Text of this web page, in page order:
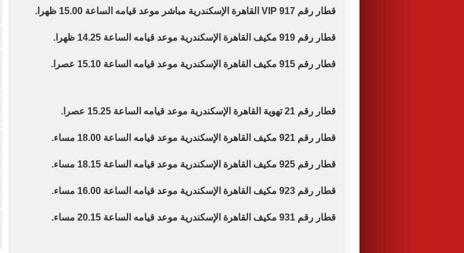
قطار رقم 917 VIP القاهرة الإسكندرية مباشر موعد قيامه الساعة 15.00 ظهرا.
قطار رقم 919 مكيف القاهرة الإسكندرية موعد قيامه الساعة 14.25 ظهرا.
قطار رقم 915 مكيف القاهرة الإسكندرية موعد قيامه الساعة 15.10 عصرا.
قطار رقم 21 تهوية القاهرة الإسكندرية موعد قيامه الساعة 15.25 عصرا.
قطار رقم 921 مكيف القاهرة الإسكندرية موعد قيامه الساعة 18.00 مساء.
قطار رقم 925 مكيف القاهرة الإسكندرية موعد قيامه الساعة 18.15 مساء.
قطار رقم 923 مكيف القاهرة الإسكندرية موعد قيامه الساعة 16.00 مساء.
قطار رقم 931 مكيف القاهرة الإسكندرية موعد قيامه الساعة 20.15 مساء.